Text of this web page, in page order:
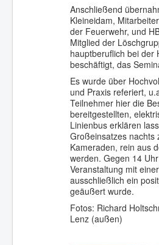
Anschließend
Kleineidam,
der Feuerwehr, und
Mitglied der
hauptberuflich bei der
beschäftigt, das
Es wurde über
und Praxis referiert,
Teilnehmer hier die
bereitgestellten,
Linienbus erklären
Großeinsatzes nachts
Kameraden, rein aus
werden. Gegen 14
Veranstaltung mit
ausschließlich ein
geäußert wurde.
Fotos: Richard
Lenz (außen)